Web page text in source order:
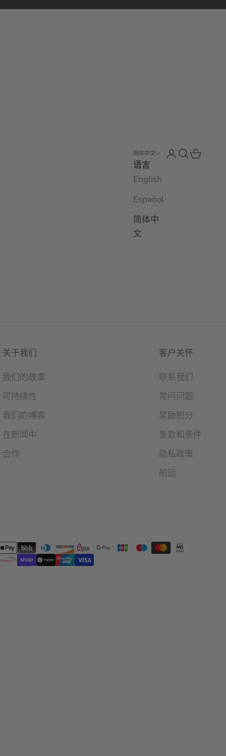
简体中文
语言
English
Español
简体中
文
打开账户页面
打开搜索
打开购物
关于我们
我们的故事
可持续性
我们的博客
在新闻中
合作
客户关怀
联系我们
常问问题
奖励积分
条款和条件
隐私政策
船运